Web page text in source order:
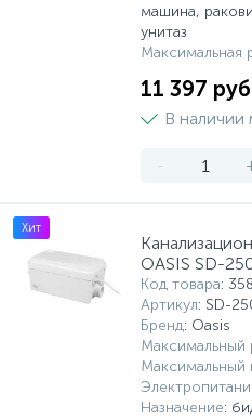
Расширительные
Теплоносители и
Системы
Коммерческие
Насосы для
Центробежные in-line
Гофрированные
Медные системы под
Теплоизоляция
Крепеж и аксессуары
Корпуса для
Системы контроля
Гидроаккумуляторы
водоснабжения
Комплектующие для
Фильтры
машина,
унитаз
Максимальная
11 397
В наличии
-
Хит
OASIS SD-
Код товара:
Артикул: SD-
Бренд: Oasis
Максимальный
Максимальный
Назначение: